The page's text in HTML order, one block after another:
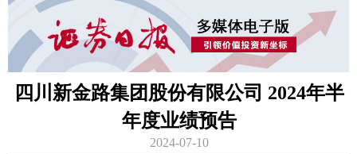
四川新金路集团股份有限公司 2024年半
年度业绩预告
2024-07-10